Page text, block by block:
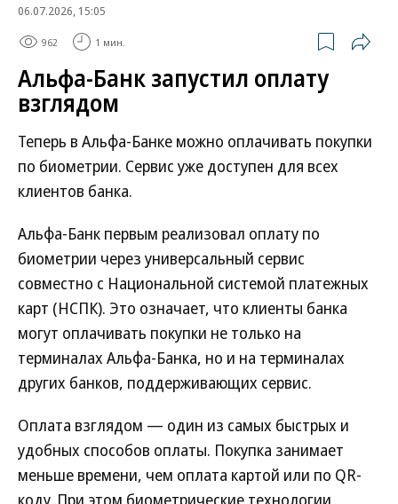
06.07.2026, 15:05
962 1 мин.
Альфа-Банк запустил оплату
взглядом
Теперь в Альфа-Банке можно оплачивать покупки
по биометрии. Сервис уже доступен для всех
клиентов банка.
Альфа-Банк первым реализовал оплату по
биометрии через универсальный сервис
совместно с Национальной системой платежных
карт (НСПК). Это означает, что клиенты банка
могут оплачивать покупки не только на
терминалах Альфа-Банка, но и на терминалах
других банков, поддерживающих сервис.
Оплата взглядом — один из самых быстрых и
удобных способов оплаты. Покупка занимает
меньше времени, чем оплата картой или по QR-
коду. При этом биометрические технологии